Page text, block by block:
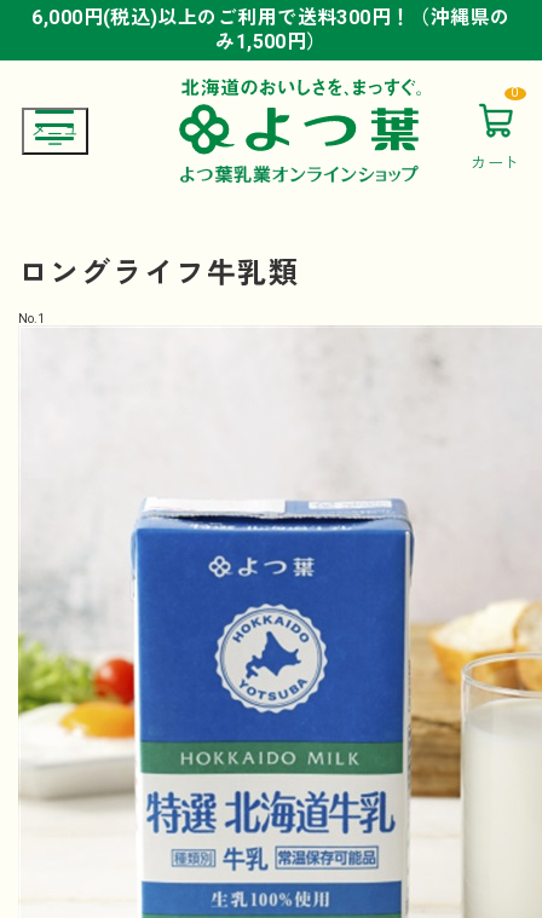
6,000円(税込)以上のご利用で送料300円！（沖縄県の
み1,500円）
6,000円(税込)以上のご利用で送料300円！（沖縄県の
み1,500円）
6,000円(税込)以上のご利用で送料300円！（沖縄県の
み1,500円）
カート
0
ロングライフ牛乳類
No. 1